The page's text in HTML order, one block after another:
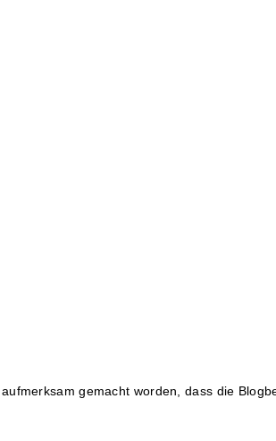
gemacht worden, dass die